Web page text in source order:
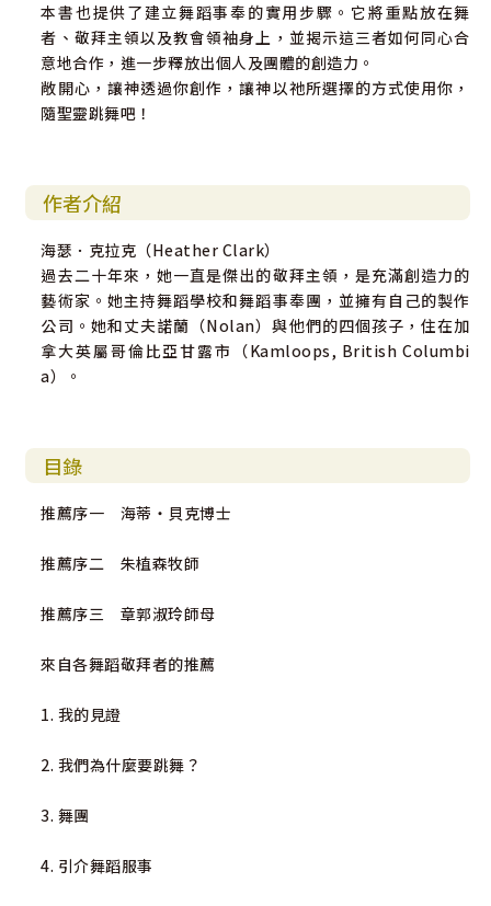
本書也提供了建立舞蹈事奉的實用步驟。它將重點放在舞
者、敬拜主領以及教會領袖身上，並揭示這三者如何同心合
意地合作，進一步釋放出個人及團體的創造力。
敞開心，讓神透過你創作，讓神以祂所選擇的方式使用你，
隨聖靈跳舞吧！
作者介紹
海瑟．克拉克（Heather Clark）
過去二十年來，她一直是傑出的敬拜主領，是充滿創造力的
藝術家。她主持舞蹈學校和舞蹈事奉團，並擁有自己的製作
公司。她和丈夫諾蘭（Nolan）與他們的四個孩子，住在加
拿大英屬哥倫比亞甘露市（Kamloops, British Columbi
a）。
目錄
推薦序一 海蒂‧貝克博士
推薦序二 朱植森牧師
推薦序三 章郭淑玲師母
來自各舞蹈敬拜者的推薦
1. 我的見證
2. 我們為什麼要跳舞？
3. 舞團
4. 引介舞蹈服事